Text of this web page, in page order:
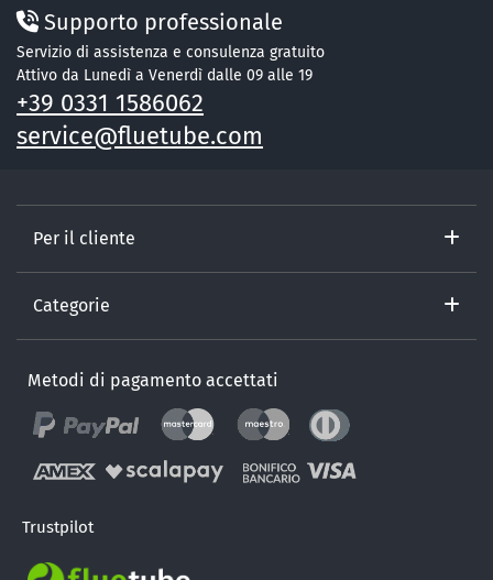
Supporto professionale
Servizio di assistenza e consulenza gratuito
Attivo da Lunedì a Venerdì dalle 09 alle 19
+39 0331 1586062
service@fluetube.com
Per il cliente
Categorie
Metodi di pagamento accettati
Trustpilot